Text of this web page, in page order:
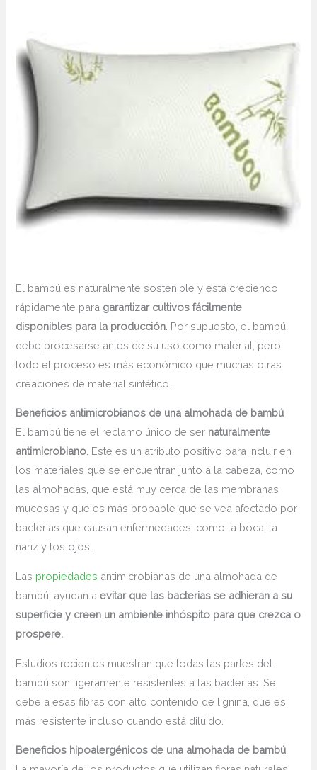
El bambú es naturalmente sostenible y está creciendo
rápidamente para garantizar cultivos fácilmente
disponibles para la producción . Por supuesto, el bambú
debe procesarse antes de su uso como material, pero
todo el proceso es más económico que muchas otras
creaciones de material sintético.
Beneficios antimicrobianos de una almohada de bambú
El bambú tiene el reclamo único de ser naturalmente
antimicrobiano. Este es un atributo positivo para incluir en
los materiales que se encuentran junto a la cabeza, como
las almohadas, que está muy cerca de las membranas
mucosas y que es más probable que se vea afectado por
bacterias que causan enfermedades, como la boca, la
nariz y los ojos.
Las propiedades antimicrobianas de una almohada de
bambú, ayudan aevitar que las bacterias se adhieran a su
superficie y creen un ambiente inhóspito para que crezca o
prospere.
Estudios recientes muestran que todas las partes del
bambú son ligeramente resistentes a las bacterias. Se
debe a esas fibras con alto contenido de lignina, que es
más resistente incluso cuando está diluido.
Beneficios hipoalergénicos de una almohada de bambú